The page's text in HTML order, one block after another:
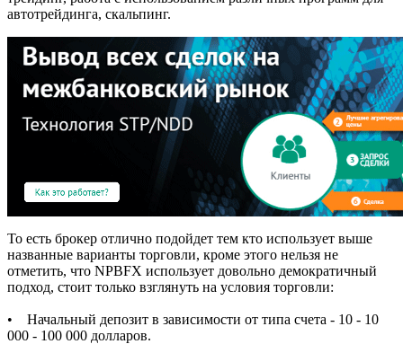
автотрейдинга, скальпинг.
То есть брокер отлично подойдет тем кто использует выше
названные варианты торговли, кроме этого нельзя не
отметить, что NPBFX использует довольно демократичный
подход, стоит только взглянуть на условия торговли:
• Начальный депозит в зависимости от типа счета - 10 - 10
000 - 100 000 долларов.